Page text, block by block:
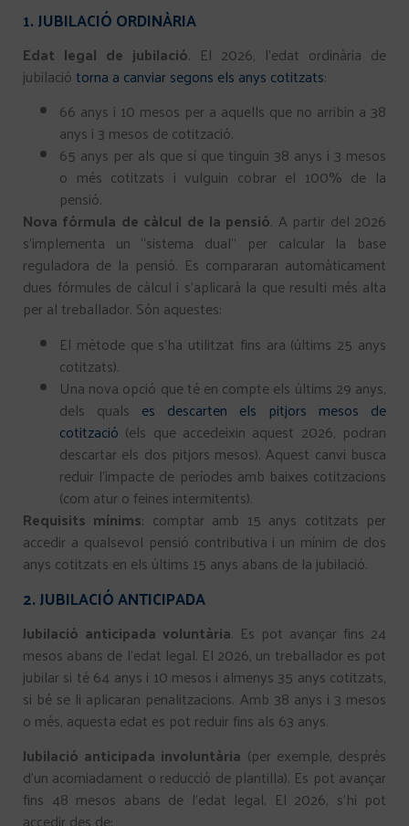
1. JUBILACIÓ ORDINÀRIA
Edat legal de jubilació. El 2026, l’edat ordinària de
jubilaciótorna a canviar segons els anys cotitzats:
66 anys i 10 mesos per a aquells que no arribin a 38
anys i 3 mesos de cotització.
65 anys per als que sí que tinguin 38 anys i 3 mesos
o més cotitzats i vulguin cobrar el 100% de la
pensió.
Nova fórmula de càlcul de la pensió. A partir del 2026
s’implementa un “sistema dual” per calcular la base
reguladora de la pensió. Es compararan automàticament
dues fórmules de càlcul i s’aplicarà la que resulti més alta
per al treballador. Són aquestes:
El mètode que s’ha utilitzat fins ara (últims 25 anys
cotitzats).
Una nova opció que té en compte els últims 29 anys,
dels quals es descarten els pitjors mesos de
cotització (els que accedeixin aquest 2026, podran
descartar els dos pitjors mesos). Aquest canvi busca
reduir l’impacte de períodes amb baixes cotitzacions
(com atur o feines intermitents).
Requisits mínims: comptar amb 15 anys cotitzats per
accedir a qualsevol pensió contributiva i un mínim de dos
anys cotitzats en els últims 15 anys abans de la jubilació.
2. JUBILACIÓ ANTICIPADA
Jubilació anticipada voluntària. Es pot avançar fins 24
mesos abans de l’edat legal. El 2026, un treballador es pot
jubilar si té 64 anys i 10 mesos i almenys 35 anys cotitzats,
si bé se li aplicaran penalitzacions. Amb 38 anys i 3 mesos
o més, aquesta edat es pot reduir fins als 63 anys.
Jubilació anticipada involuntària (per exemple, després
d’un acomiadament o reducció de plantilla). Es pot avançar
fins 48 mesos abans de l’edat legal. El 2026, s’hi pot